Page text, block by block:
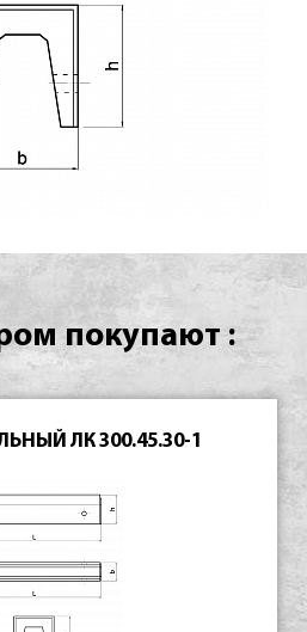
покупают :
ЛК 300.45.30-1